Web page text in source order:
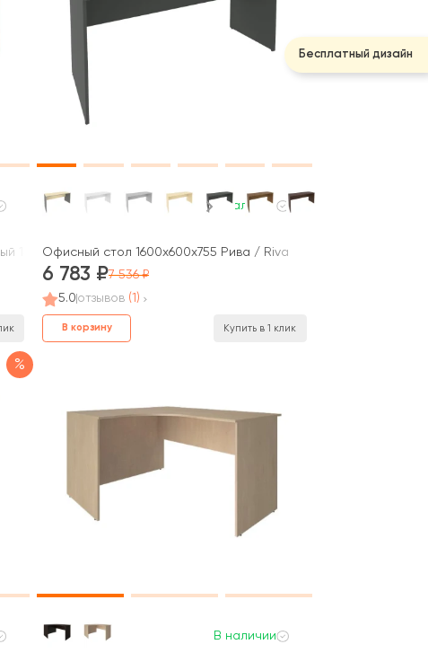
1400x900x750 Нова С / Nova S
В наличии
Офисный стол 1600x600x755 Рива / Riva
6 783
7 536
5.0 отзывов (1)
В корзину Купить в 1 клик
%
В наличии
Бесплатный дизайн